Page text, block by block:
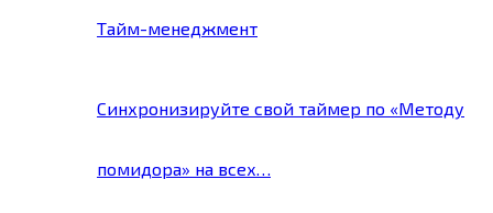
Тайм-менеджмент
Синхронизируйте свой таймер по «Методу
помидора» на всех…